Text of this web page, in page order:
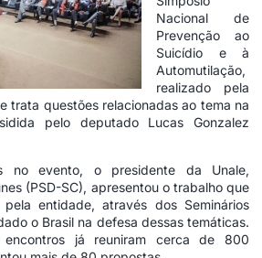
Nacional de
Prevenção ao
Suicídio e à
Automutilação,
realizado pela
trata questões relacionadas ao tema na
pelo deputado Lucas Gonzalez
no evento, o presidente da Unale,
(PSD-SC), apresentou o trabalho que
entidade, através dos Seminários
o Brasil na defesa dessas temáticas.
já reuniram cerca de 800